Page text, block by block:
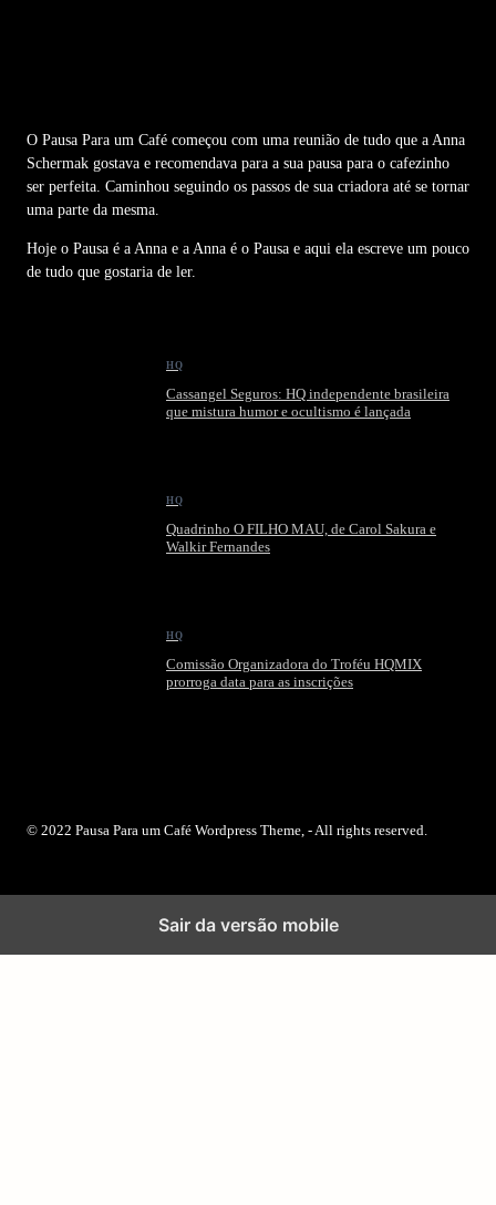
O Pausa Para um Café começou com uma reunião de tudo que a Anna
Schermak gostava e recomendava para a sua pausa para o cafezinho
ser perfeita. Caminhou seguindo os passos de sua criadora até se tornar
uma parte da mesma.
Hoje o Pausa é a Anna e a Anna é o Pausa e aqui ela escreve um pouco
de tudo que gostaria de ler.
HQ
Cassangel Seguros: HQ independente brasileira
que mistura humor e ocultismo é lançada
HQ
Quadrinho O FILHO MAU, de Carol Sakura e
Walkir Fernandes
HQ
Comissão Organizadora do Troféu HQMIX
prorroga data para as inscrições
© 2022 Pausa Para um Café Wordpress Theme, - All rights reserved.
Sair da versão mobile